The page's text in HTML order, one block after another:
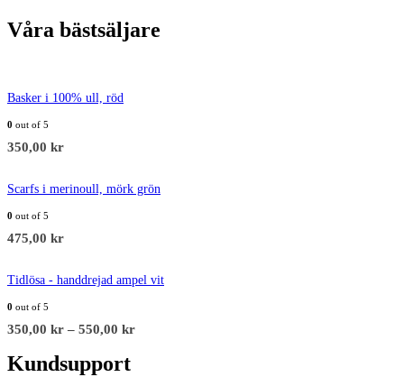
Våra bästsäljare
Basker i 100% ull, röd
0 out of 5
350,00 kr
Scarfs i merinoull, mörk grön
0 out of 5
475,00 kr
Tidlösa - handdrejad ampel vit
0 out of 5
350,00 kr – 550,00 kr
Kundsupport